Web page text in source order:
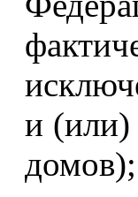
и (или)
домов);